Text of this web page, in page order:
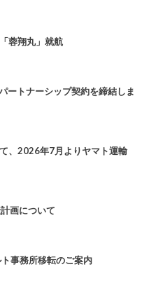
蓉翔丸」就航
ートナーシップ契約を締結しま
、2026年7月よりヤマト運輸
画について
事務所移転のご案内